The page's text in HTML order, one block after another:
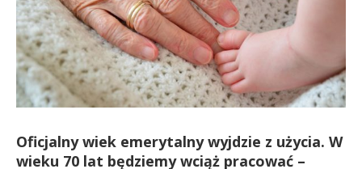
Oficjalny wiek emerytalny wyjdzie z użycia. W
wieku 70 lat będziemy wciąż pracować –